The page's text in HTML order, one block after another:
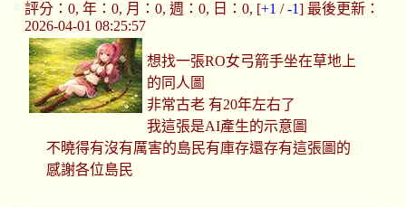
評分：0, 年：0, 月：0, 週：0, 日：0, [+1 /-1] 最後更新：
2026-04-01 08:25:57
想找一張RO女弓箭手坐在草地上
的同人圖
非常古老 有20年左右了
我這張是AI產生的示意圖
不曉得有沒有厲害的島民有庫存還存有這張圖的
感謝各位島民